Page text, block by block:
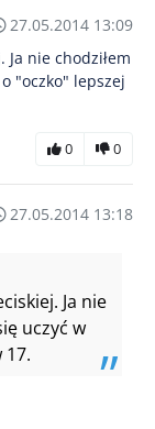
27.05.2014 13:09
nie chodziłem
"oczko" lepszej
0 0
27.05.2014 13:18
Ja nie
uczyć w
17.